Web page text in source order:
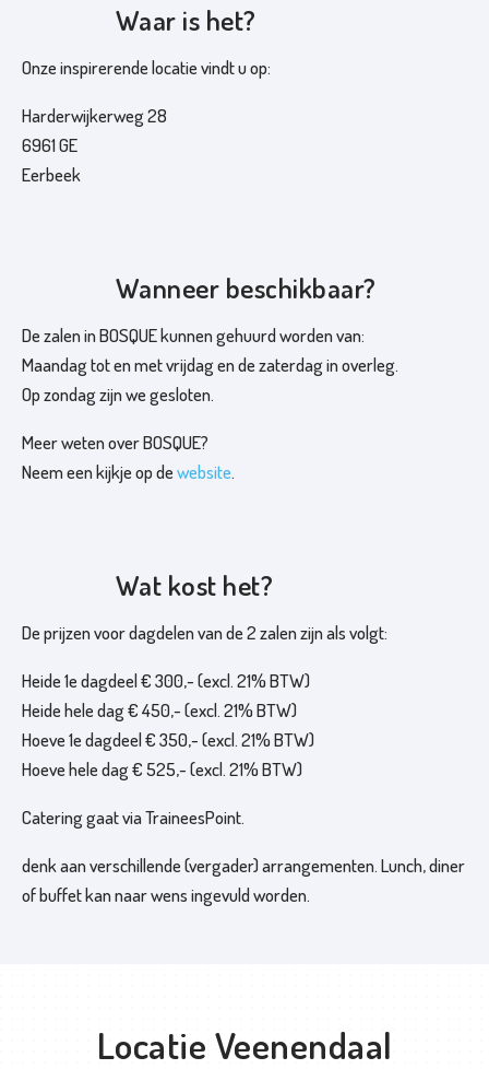
Waar is het?
Onze inspirerende locatie vindt u op:
Harderwijkerweg 28
6961 GE
Eerbeek
Wanneer beschikbaar?
De zalen in BOSQUE kunnen gehuurd worden van:
Maandag tot en met vrijdag en de zaterdag in overleg.
Op zondag zijn we gesloten.
Meer weten over BOSQUE?
Neem een kijkje op dewebsite.
Wat kost het?
De prijzen voor dagdelen van de 2 zalen zijn als volgt:
Heide 1e dagdeel € 300,- (excl. 21% BTW)
Heide hele dag € 450,- (excl. 21% BTW)
Hoeve 1e dagdeel € 350,- (excl. 21% BTW)
Hoeve hele dag € 525,- (excl. 21% BTW)
Catering gaat via TraineesPoint.
denk aan verschillende (vergader) arrangementen. Lunch, diner
of buffet kan naar wens ingevuld worden.
Locatie Veenendaal